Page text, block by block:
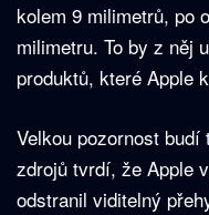
kolem 9 milimetrů, po
milimetru. To by z něj
produktů, které Apple
Velkou pozornost
zdrojů tvrdí, že Apple
odstranil viditelný